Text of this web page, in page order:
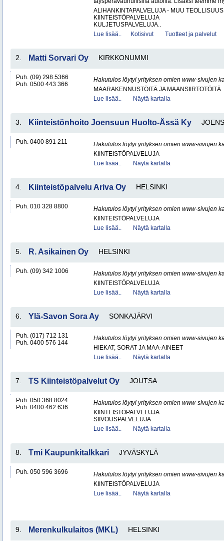
ALIHANKINTAPALVELUJA - MUU TEOLLISUUS
KIINTEISTÖPALVELUJA
KULJETUSPALVELUJA..
Lue lisää..
Kotisivut Tuotteet ja palvelut
2. Matti Sorvari Oy KIRKKONUMMI
Puh. (09) 298 5366
Puh. 0500 443 366
Hakutulos löytyi yrityksen omien www-sivujen
MAARAKENNUSTÖITÄ JA MAANSIIRTOTÖITÄ
Lue lisää..
Näytä kartalla
3. Kiinteistönhoito Joensuun Huolto-Ässä Ky
Puh. 0400 891 211
Hakutulos löytyi yrityksen omien www-sivujen
KIINTEISTÖPALVELUJA
Lue lisää..
Näytä kartalla
4. Kiinteistöpalvelu Ariva Oy HELSINKI
Puh. 010 328 8800
Hakutulos löytyi yrityksen omien www-sivujen
KIINTEISTÖPALVELUJA
Lue lisää..
Näytä kartalla
5. R. Asikainen Oy HELSINKI
Puh. (09) 342 1006
Hakutulos löytyi yrityksen omien www-sivujen
KIINTEISTÖPALVELUJA
Lue lisää..
Näytä kartalla
6. Ylä-Savon Sora Ay SONKAJÄRVI
Puh. (017) 712 131
Puh. 0400 576 144
Hakutulos löytyi yrityksen omien www-sivujen
HIEKAT, SORAT JA MAA-AINEET
Lue lisää..
Näytä kartalla
7. TS Kiinteistöpalvelut Oy JOUTSA
Puh. 050 368 8024
Puh. 0400 462 636
Hakutulos löytyi yrityksen omien www-sivujen
KIINTEISTÖPALVELUJA
SIIVOUSPALVELUJA
Lue lisää..
Näytä kartalla
8. Tmi Kaupunkitalkkari JYVÄSKYLÄ
Puh. 050 596 3696
Hakutulos löytyi yrityksen omien www-sivujen
KIINTEISTÖPALVELUJA
Lue lisää..
Näytä kartalla
9. Merenkulkulaitos (MKL) HELSINKI